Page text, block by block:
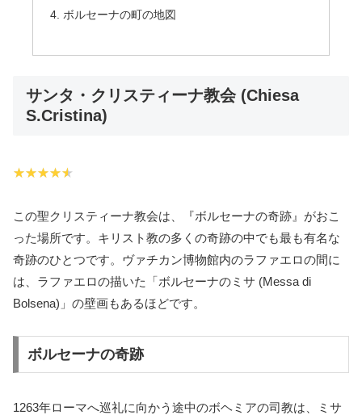
ボルセーナの町の地図
サンタ・クリスティーナ教会 (Chiesa
S.Cristina)
この聖クリスティーナ教会は、『ボルセーナの奇跡』がおこ
った場所です。キリスト教の多くの奇跡の中でも最も有名な
奇跡のひとつです。ヴァチカン博物館内のラファエロの間に
は、ラファエロの描いた「ボルセーナのミサ (Messa di
Bolsena)」の壁画もあるほどです。
ボルセーナの奇跡
1263年ローマへ巡礼に向かう途中のボヘミアの司教は、ミサ